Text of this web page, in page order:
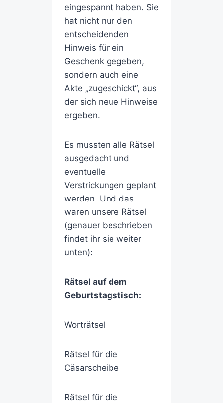
eingespannt haben. Sie
hat nicht nur den
entscheidenden
Hinweis für ein
Geschenk gegeben,
sondern auch eine
Akte „zugeschickt“, aus
der sich neue Hinweise
ergeben.
Es mussten alle Rätsel
ausgedacht und
eventuelle
Verstrickungen geplant
werden. Und das
waren unsere Rätsel
(genauer beschrieben
findet ihr sie weiter
unten):
Rätsel auf dem
Geburtstagstisch:
Worträtsel
Rätsel für die
Cäsarscheibe
Rätsel für die